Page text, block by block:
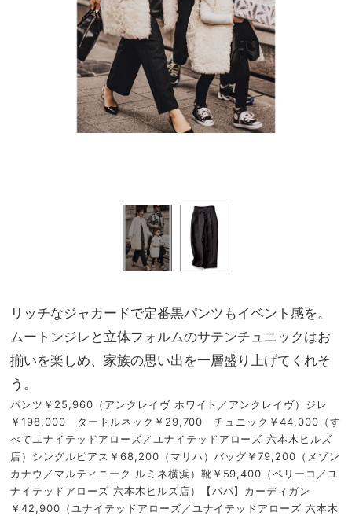
リッチなジャカードで定番黒パンツもイベント感を。
ムートンジレと立体フォルムのサテンチュニックはお
揃いを楽しめ、家族の思い出を一層盛り上げてくれそ
う。
パンツ￥25,960（アンクレイヴ ホワイト／アンクレイヴ）ジレ
￥198,000 タートルネック￥29,700 チュニック￥44,000（す
べてユナイテッドアローズ／ユナイテッドアローズ 六本木ヒルズ
店）シングルピアス￥68,200（マリハ）バッグ￥79,200（メゾン
カナウ／マルティニーク ルミネ横浜）靴￥59,400（ペリーコ／ユ
ナイテッドアローズ 六本木ヒルズ店）【パパ】カーディガン
￥42,900（ユナイテッドアローズ／ユナイテッドアローズ 六本木